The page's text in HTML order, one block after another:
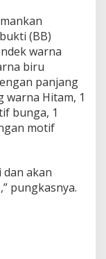
(BB)
warna
biru
panjang
warna Hitam, 1
bunga, 1
motif
dan akan
pungkasnya.